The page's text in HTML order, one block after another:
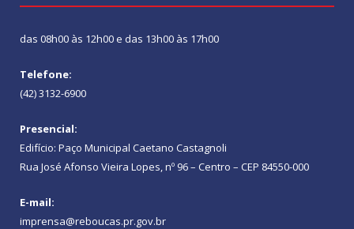
das 08h00 às 12h00 e das 13h00 às 17h00
Telefone:
(42) 3132-6900
Presencial:
Edifício: Paço Municipal Caetano Castagnoli
Rua José Afonso Vieira Lopes, nº 96 – Centro – CEP 84550-000
E-mail:
imprensa@reboucas.pr.gov.br